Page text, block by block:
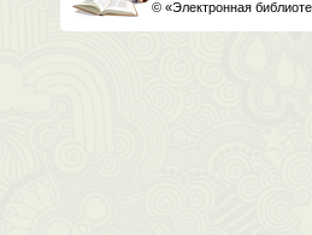
© «Электронная